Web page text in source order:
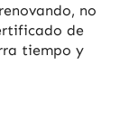
no
de
tiempo y